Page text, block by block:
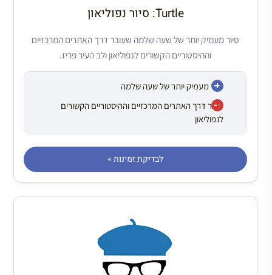
Turtle: סיור נפוליאון
סיור מעמיק יותר של שעה שלמה
עובר דרך האתרים המרכזיים וההיסטוריים הקשורים
לנפוליאון
סיור מעמיק יותר של שעה שלמה שעובר דרך האתרים המרכזיים
וההיסטוריים הקשורים לנפוליאון ולב העיר פריז.
לבדיקת זמינות »